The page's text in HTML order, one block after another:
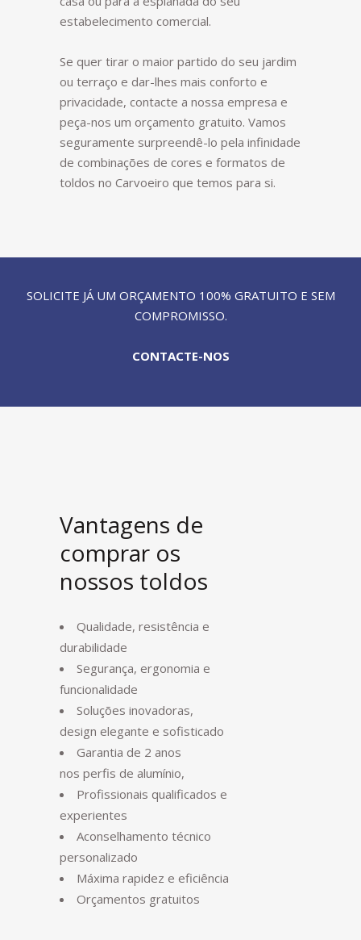
estabelecimento comercial.
Se quer tirar o maior partido do seu jardim
ou terraço e dar-lhes mais conforto e
privacidade, contacte a nossa empresa e
peça-nos um orçamento gratuito. Vamos
seguramente surpreendê-lo pela infinidade
de combinações de cores e formatos de
toldos no Carvoeiro que temos para si.
SOLICITE JÁ UM ORÇAMENTO 100% GRATUITO E SEM
COMPROMISSO.
CONTACTE-NOS
Vantagens de
comprar os
nossos toldos
Qualidade, resistência e
durabilidade
Segurança, ergonomia e
funcionalidade
Soluções inovadoras,
design elegante e sofisticado
Garantia de 2 anos
nos perfis de alumínio,
Profissionais qualificados e
experientes
Aconselhamento técnico
personalizado
Máxima rapidez e eficiência
Orçamentos gratuitos